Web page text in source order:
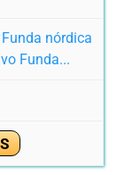
nórdica
Funda...